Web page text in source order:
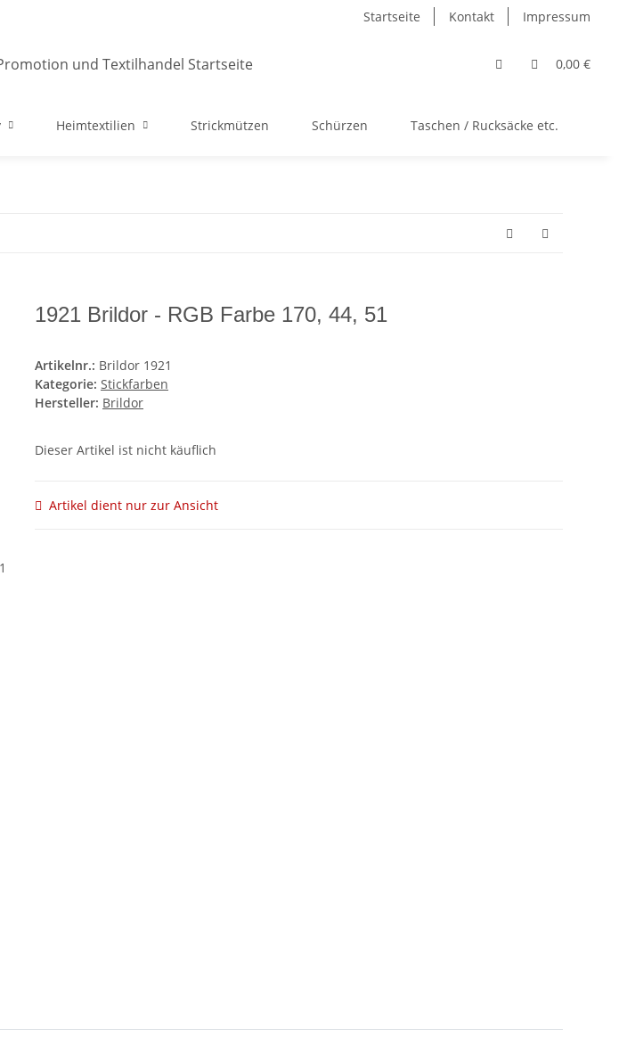
Startseite Kontakt Impressum
0,00 €
Heimtextilien Strickmützen Schürzen Taschen / Rucksäcke etc.
1921 Brildor - RGB Farbe 170, 44, 51
Artikelnr.: Brildor 1921
Kategorie: Stickfarben
Hersteller: Brildor
Dieser Artikel ist nicht käuflich
Artikel dient nur zur Ansicht